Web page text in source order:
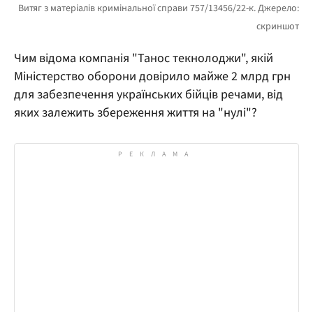
Чим відома компанія "Танос текнолоджи", якій
Міністерство оборони довірило майже 2 млрд грн
для забезпечення українських бійців речами, від
яких залежить збереження життя на "нулі"?